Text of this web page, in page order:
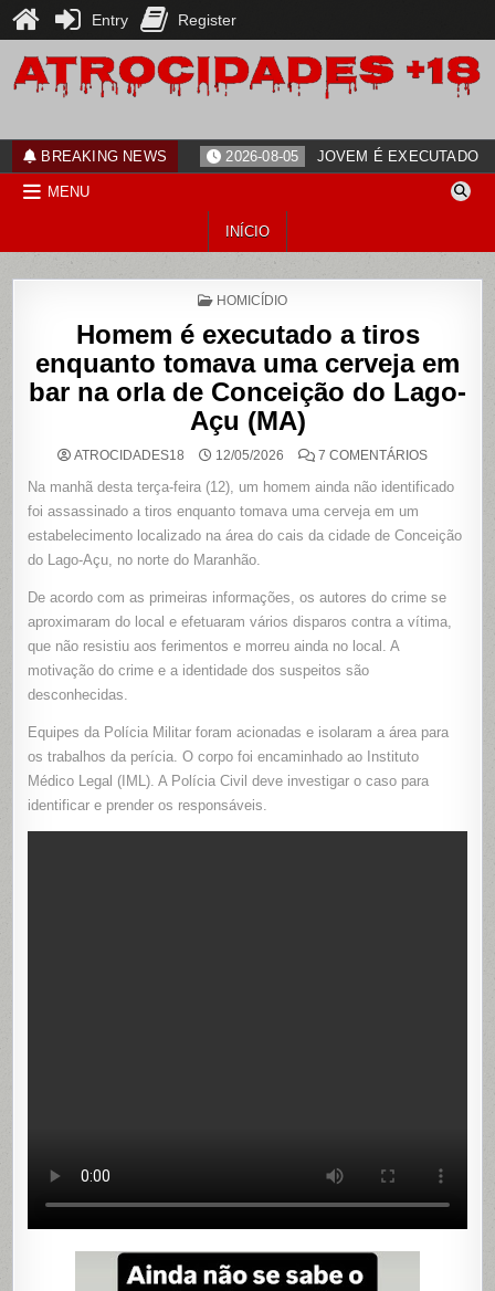
content
BREAKING NEWS 2026-08-05 JOVEM É EXECUTADO
MENU
INÍCIO
POSTED
HOMICÍDIO
Homem é executado a tiros
enquanto tomava uma cerveja em
bar na orla de Conceição do Lago-
Açu (MA)
ATROCIDADES18 12/05/2026 7 COMENTÁRIOSEM
É
TOMAVA
BAR
NA
ORLA
Na manhã desta terça-feira (12), um homem ainda não identificado
foi assassinado a tiros enquanto tomava uma cerveja em um
estabelecimento localizado na área do cais da cidade de Conceição
do Lago-Açu, no norte do Maranhão.
De acordo com as primeiras informações, os autores do crime se
aproximaram do local e efetuaram vários disparos contra a vítima,
que não resistiu aos ferimentos e morreu ainda no local. A
motivação do crime e a identidade dos suspeitos são
desconhecidas.
Equipes da Polícia Militar foram acionadas e isolaram a área para
os trabalhos da perícia. O corpo foi encaminhado ao Instituto
Médico Legal (IML). A Polícia Civil deve investigar o caso para
identificar e prender os responsáveis.
Entry Register